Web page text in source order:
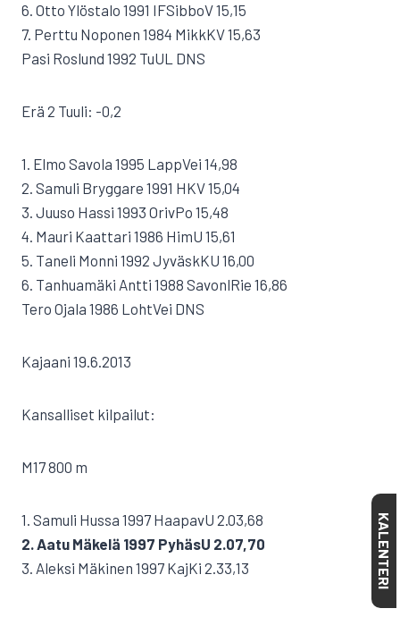
6. Otto Ylöstalo 1991 IFSibboV 15,15
7. Perttu Noponen 1984 MikkKV 15,63
Pasi Roslund 1992 TuUL DNS
Erä 2 Tuuli: -0,2
1. Elmo Savola 1995 LappVei 14,98
2. Samuli Bryggare 1991 HKV 15,04
3. Juuso Hassi 1993 OrivPo 15,48
4. Mauri Kaattari 1986 HimU 15,61
5. Taneli Monni 1992 JyväskKU 16,00
6. Tanhuamäki Antti 1988 SavonlRie 16,86
Tero Ojala 1986 LohtVei DNS
Kajaani 19.6.2013
Kansalliset kilpailut:
M17 800 m
1. Samuli Hussa 1997 HaapavU 2.03,68
2. Aatu Mäkelä 1997 PyhäsU 2.07,70
3. Aleksi Mäkinen 1997 KajKi 2.33,13
KALENTERI